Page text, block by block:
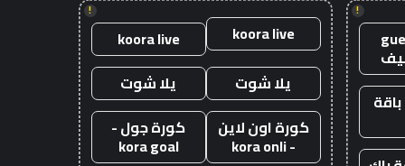
!
!
koora live
koora live
يلا شوت
يلا شوت
كورة اون لاين
- kora onli
كورة جول -
kora goal